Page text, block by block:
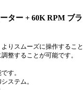
ター + 60K RPM ブ
りスムーズに操作するこ
整することが可能です。
す。
ステム。